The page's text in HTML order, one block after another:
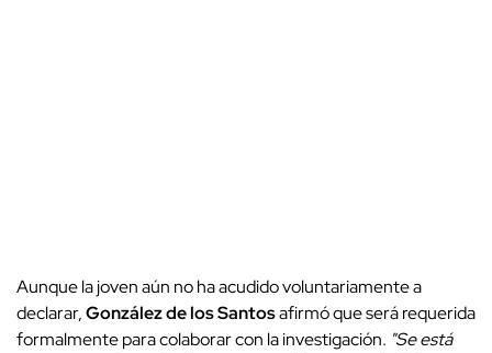
Aunque la joven aún no ha acudido voluntariamente a
declarar,González de los Santosafirmó que será requerida
formalmente para colaborar con la investigación. "Se está